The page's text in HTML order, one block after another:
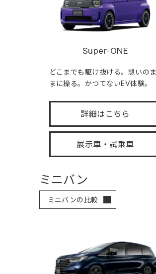
Super-ONE
どこまでも駆け抜ける。想いのま
まに操る。かつてないEV体験。
詳細はこちら
展示車・試乗車
ミニバン
ミニバンの比較